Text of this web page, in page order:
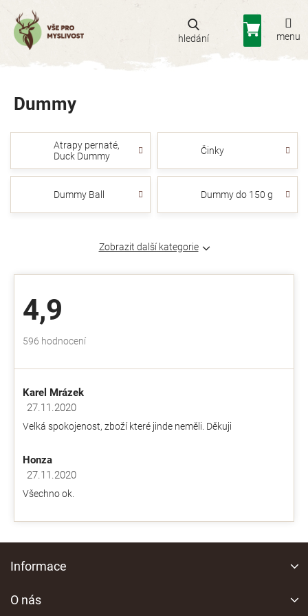
obsah
Nákupní
košík
Dummy
Atrapy pernaté,
Duck Dummy
Činky
Dummy Ball Dummy do 150 g
Zobrazit další kategorie
4,9
Průměrné
obchodu
4,9
hvězdiček.
596 hodnocení
Karel Mrázek
Hodnocení obchodu je 5 z 5 hvězdiček.
27.11.2020
Velká spokojenost, zboží které jinde neměli. Děkuji
Honza
Hodnocení obchodu je 5 z 5 hvězdiček.
27.11.2020
Všechno ok.
Informace
O nás